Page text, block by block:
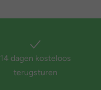
14 dagen kosteloos
terugsturen